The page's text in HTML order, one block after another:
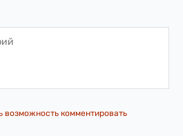
возможность комментировать